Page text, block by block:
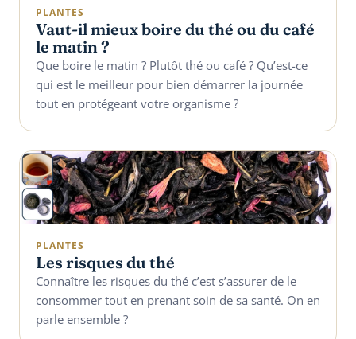
PLANTES
Vaut-il mieux boire du thé ou du café
le matin ?
Que boire le matin ? Plutôt thé ou café ? Qu’est-ce
qui est le meilleur pour bien démarrer la journée
tout en protégeant votre organisme ?
PLANTES
Les risques du thé
Connaître les risques du thé c’est s’assurer de le
consommer tout en prenant soin de sa santé. On en
parle ensemble ?